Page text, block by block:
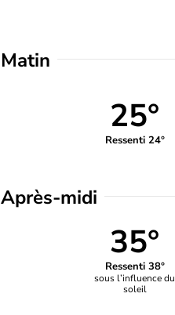
Matin
25°
Ressenti 24°
Après-midi
35°
Ressenti 38°
sous l’influence du
soleil